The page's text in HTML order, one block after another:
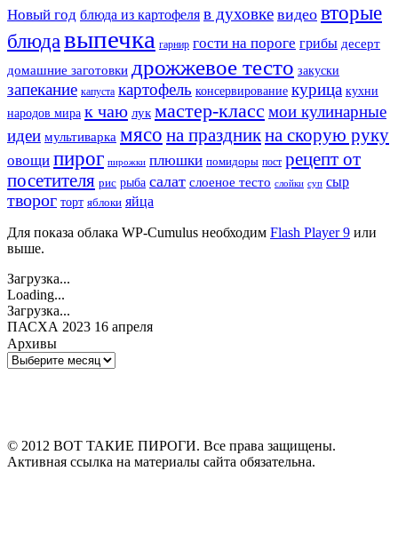
Новый год блюда из картофеля в духовке видео вторые
блюдавыпечка гарнир гости на пороге грибы десерт
домашние заготовки дрожжевое тесто закуски
запекание капуста картофель консервирование курица кухни
народов мира к чаю лук мастер-класс мои кулинарные
идеи мультиварка мясо на праздникна скорую руку
овощи пирог пирожки плюшки помидоры пост рецепт от
посетителя рис рыба салат слоеное тесто слойки суп сыр
творог торт яблоки яйца
Для показа облака WP-Cumulus необходим Flash Player 9 или
выше.
Загрузка...
Loading...
Загрузка...
ПАСХА 2023 16 апреля
Архивы
Архивы
© 2012 ВОТ ТАКИЕ ПИРОГИ. Все права защищены.
Активная ссылка на материалы сайта обязательна.